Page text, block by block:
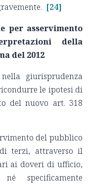
[24]
per asservimento
della
del 2012
giurisprudenza
le ipotesi di
del nuovo art. 318
del pubblico
terzi, attraverso il
ai doveri di ufficio,
specificamente